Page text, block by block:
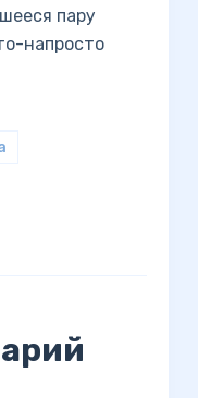
пару
напросто